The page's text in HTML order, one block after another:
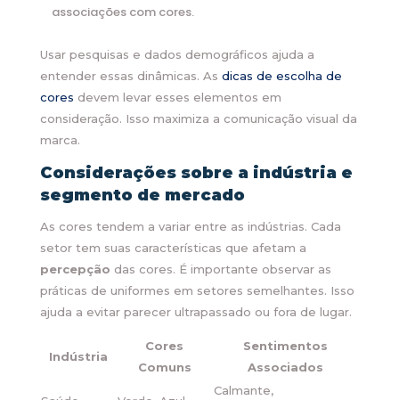
associações com cores.
Usar pesquisas e dados demográficos ajuda a
entender essas dinâmicas. As dicas de escolha de
cores devem levar esses elementos em
consideração. Isso maximiza a comunicação visual da
marca.
Considerações sobre a indústria e
segmento de mercado
As cores tendem a variar entre as indústrias. Cada
setor tem suas características que afetam a
percepção das cores. É importante observar as
práticas de uniformes em setores semelhantes. Isso
ajuda a evitar parecer ultrapassado ou fora de lugar.
Indústria
Cores
Comuns
Sentimentos
Associados
Calmante,